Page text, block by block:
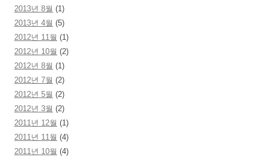
2013년 8월 (1)
2013년 4월 (5)
2012년 11월 (1)
2012년 10월 (2)
2012년 8월 (1)
2012년 7월 (2)
2012년 5월 (2)
2012년 3월 (2)
2011년 12월 (1)
2011년 11월 (4)
2011년 10월 (4)